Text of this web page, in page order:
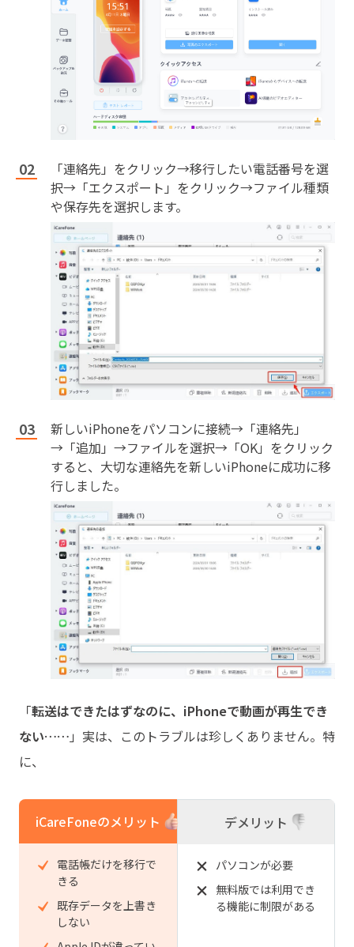
「連絡先」をクリック→移行したい電話番号を選
択→「エクスポート」をクリック→ファイル種類
や保存先を選択します。
新しいiPhoneをパソコンに接続→「連絡先」
→「追加」→ファイルを選択→「OK」をクリック
すると、大切な連絡先を新しいiPhoneに成功に移
行しました。
「転送はできたはずなのに、iPhoneで動画が再生でき
ない…… 」実は、このトラブルは珍しくありません。特
に、
iCareFoneのメリット
電話帳だけを移行で
きる
既存データを上書き
しない
デメリット
パソコンが必要
無料版では利用でき
る機能に制限がある